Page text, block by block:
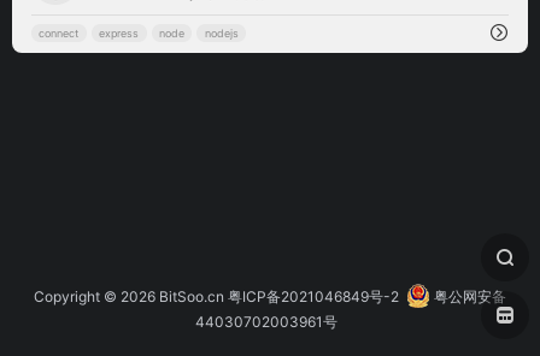
connect express node nodejs
Copyright © 2026 BitSoo.cn 粤ICP备2021046849号-2
粤公网安备
44030702003961号